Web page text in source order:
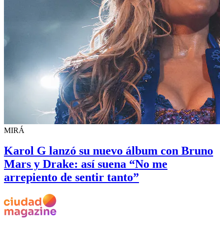
MIRÁ
Karol G lanzó su nuevo álbum con Bruno
Mars y Drake: así suena “No me
arrepiento de sentir tanto”